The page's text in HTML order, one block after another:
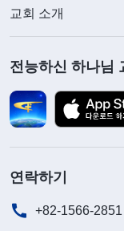
대 이 현상은 좀
고 하겠느냐? 패
고 비열한 사람
투지, 절대 다른
는 못하기 때문
적이라고 하는
게는 관대하라.”
시한, 사실과 인
교회 소개
전능하신 하나님
연락하기
+82-1566-2851